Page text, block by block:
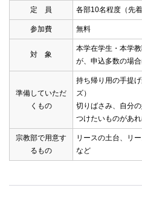
定 員 各部10名程度（先着
参加費 無料
対 象
本学在学生・本学
が、申込多数の場
準備していただ
くもの
持ち帰り用の手提
ズ）
切りばさみ、自分
つけたいものがあ
宗教部で用意す
るもの
リースの土台、リ
など